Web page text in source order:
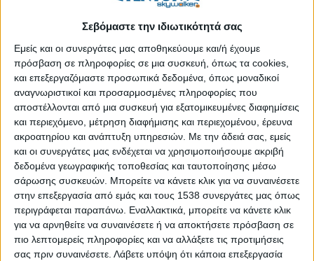
Σεβόμαστε την ιδιωτικότητά σας
Εμείς και οι συνεργάτες μας αποθηκεύουμε και/ή έχουμε
πρόσβαση σε πληροφορίες σε μια συσκευή, όπως τα cookies,
και επεξεργαζόμαστε προσωπικά δεδομένα, όπως μοναδικοί
αναγνωριστικοί και προσαρμοσμένες πληροφορίες που
αποστέλλονται από μια συσκευή για εξατομικευμένες διαφημίσεις
και περιεχόμενο, μέτρηση διαφήμισης και περιεχομένου, έρευνα
ακροατηρίου και ανάπτυξη υπηρεσιών. Με την άδειά σας, εμείς
και οι συνεργάτες μας ενδέχεται να χρησιμοποιήσουμε ακριβή
δεδομένα γεωγραφικής τοποθεσίας και ταυτοποίησης μέσω
σάρωσης συσκευών. Μπορείτε να κάνετε κλικ για να συναινέσετε
στην επεξεργασία από εμάς και τους 1538 συνεργάτες μας όπως
περιγράφεται παραπάνω. Εναλλακτικά, μπορείτε να κάνετε κλικ
για να αρνηθείτε να συναινέσετε ή να αποκτήσετε πρόσβαση σε
πιο λεπτομερείς πληροφορίες και να αλλάξετε τις προτιμήσεις
σας πριν συναινέσετε. Λάβετε υπόψη ότι κάποια επεξεργασία
Saturday, 08/08/2026 09:57:37
Μουσικό Σχολείο Αθηνών
Νίκος Πρίγκας: «Είμαι πολύ περήφανος για τα παιδιά
αυτά»